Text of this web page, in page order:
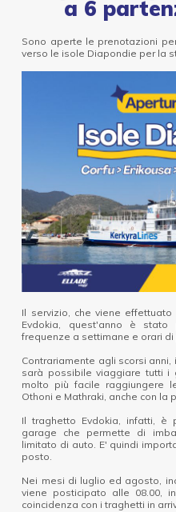
a 6
Sono aperte le prenotazioni
verso le isole Diapondie per la
Il servizio, che viene
Evdokia, quest'anno è
frequenze a settimane e orari di
Contrariamente agli scorsi anni,
sarà possibile viaggiare tutti i
molto più facile raggiungere
Othoni e Mathraki, anche con la
Il traghetto Evdokia, infatti, è
garage che permette di
limitato di auto. E' quindi
posto.
Nei mesi di luglio ed agosto,
viene posticipato alle 08.00,
coincidenza con i traghetti in